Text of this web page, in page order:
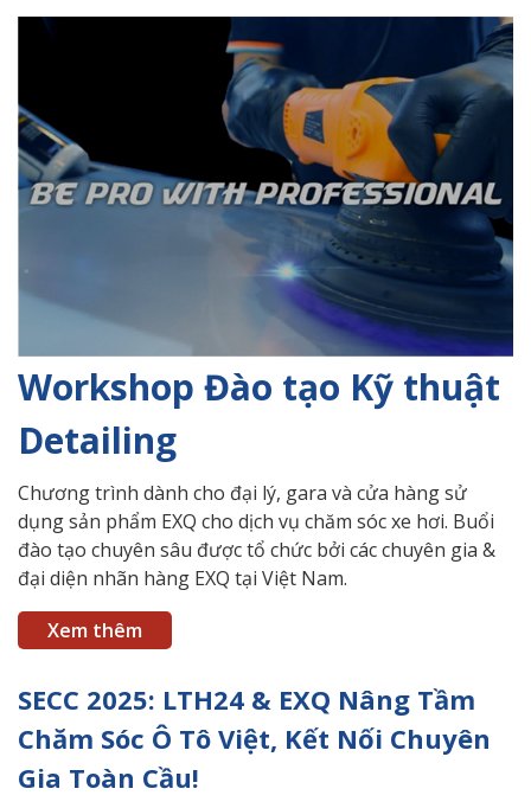
Workshop Đào tạo Kỹ thuật
Detailing
Chương trình dành cho đại lý, gara và cửa hàng sử
dụng sản phẩm EXQ cho dịch vụ chăm sóc xe hơi. Buổi
đào tạo chuyên sâu được tổ chức bởi các chuyên gia &
đại diện nhãn hàng EXQ tại Việt Nam.
Xem thêm
SECC 2025: LTH24 & EXQ Nâng Tầm
Chăm Sóc Ô Tô Việt, Kết Nối Chuyên
Gia Toàn Cầu!